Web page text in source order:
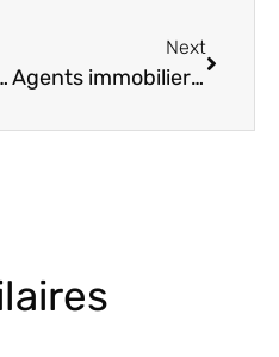
l’état des lieux
Next
Agents immobiliers : Pourquoi choisir Exxelim pour la réalisation de vos états des lieux ?